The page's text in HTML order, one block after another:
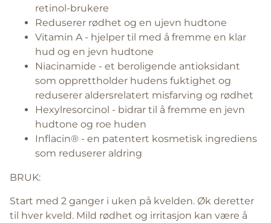
retinol-brukere
Reduserer rødhet og en ujevn hudtone
Vitamin A - hjelper til med å fremme en klar
hud og en jevn hudtone
Niacinamide - et beroligende antioksidant
som opprettholder hudens fuktighet og
reduserer aldersrelatert misfarving og rødhet
Hexylresorcinol - bidrar til å fremme en jevn
hudtone og roe huden
Inflacin® - en patentert kosmetisk ingrediens
som reduserer aldring
BRUK:
Start med 2 ganger i uken på kvelden. Øk deretter
til hver kveld. Mild rødhet og irritasjon kan være å